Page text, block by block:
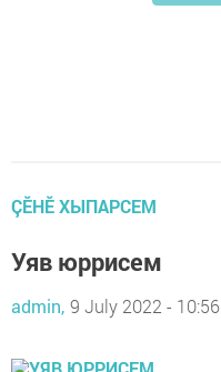
ÇӖНӖ ХЫПАРСЕМ
Уяв юррисем
admin, 9 July 2022 - 10:56